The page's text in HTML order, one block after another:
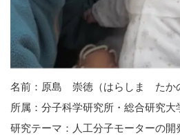
名前：原島 崇徳（はらしま たか
所属：分子科学研究所・総合研究大
研究テーマ：人工分子モーターの開